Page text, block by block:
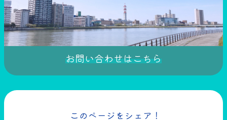
お問い合わせはこちら
このページをシェア！